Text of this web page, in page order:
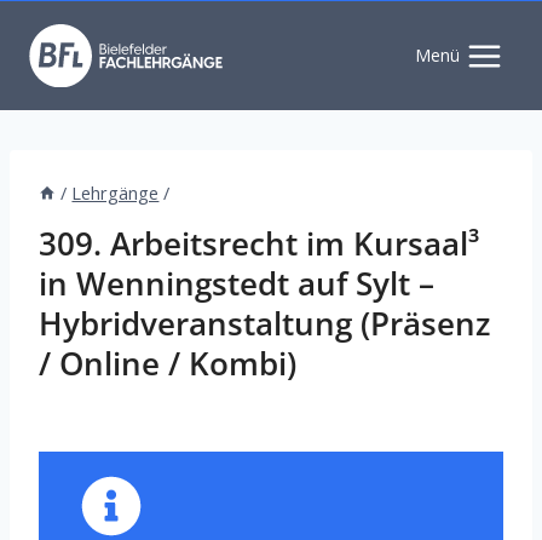
Inhalt
springen
Menü
/ Lehrgänge /
309. Arbeitsrecht im Kursaal³
in Wenningstedt auf Sylt –
Hybridveranstaltung (Präsenz
/ Online / Kombi)